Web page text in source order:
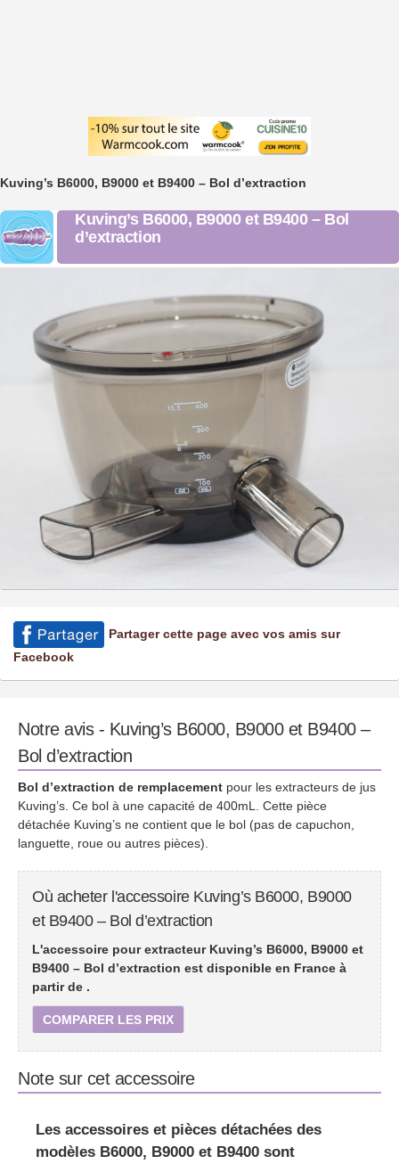
Kuving’s B6000, B9000 et B9400 – Bol d’extraction
Kuving’s B6000, B9000 et B9400 – Bol
d’extraction
Partager cette page avec vos amis sur
Facebook
Notre avis - Kuving’s B6000, B9000 et B9400 –
Bol d’extraction
Bol d’extraction de remplacement pour les extracteurs de jus
Kuving’s. Ce bol à une capacité de 400mL. Cette pièce
détachée Kuving’s ne contient que le bol (pas de capuchon,
languette, roue ou autres pièces).
Où acheter l'accessoire Kuving’s B6000, B9000
et B9400 – Bol d’extraction
L'accessoire pour extracteur Kuving’s B6000, B9000 et
B9400 – Bol d’extraction est disponible en France à
partir de .
COMPARER LES PRIX
Note sur cet accessoire
Les accessoires et pièces détachées des
modèles B6000, B9000 et B9400 sont